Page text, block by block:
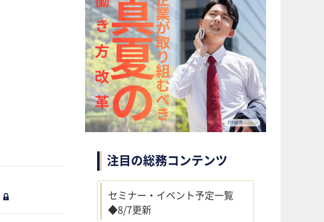
注目の総務コンテンツ
セミナー・イベント予定一覧
◆8/7更新